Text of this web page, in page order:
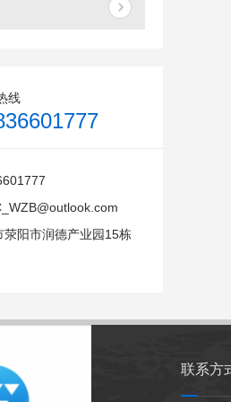
线
阳市润德产业园15栋
联系方